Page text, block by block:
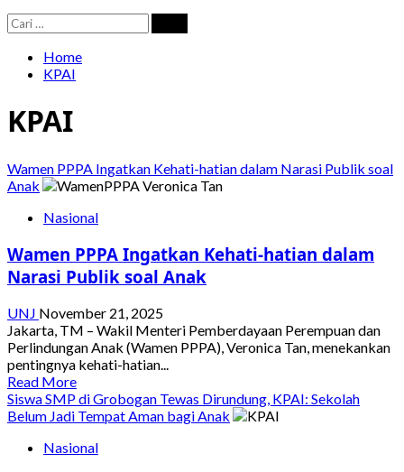
Cari
untuk:
Home
KPAI
KPAI
Wamen PPPA Ingatkan Kehati-hatian dalam Narasi Publik soal
Anak
Nasional
Wamen PPPA Ingatkan Kehati-hatian dalam
Narasi Publik soal Anak
UNJ November 21, 2025
Jakarta, TM – Wakil Menteri Pemberdayaan Perempuan dan
Perlindungan Anak (Wamen PPPA), Veronica Tan, menekankan
pentingnya kehati-hatian...
Read MoreRead
more
about
PPPA
Siswa SMP di Grobogan Tewas Dirundung, KPAI: Sekolah
Belum Jadi Tempat Aman bagi Anak
Nasional